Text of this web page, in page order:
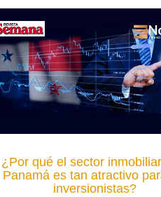
¿Por qué el sector
Panamá es tan atractivo
inversionistas?